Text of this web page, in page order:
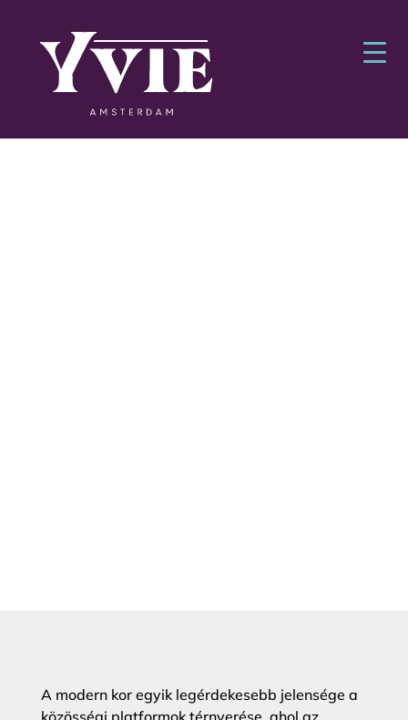
A modern kor egyik legérdekesebb jelensége a
közösségi platformok térnyerése, ahol az